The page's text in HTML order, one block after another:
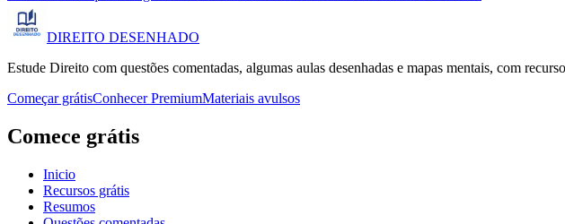
DIREITO DESENHADO
Estude Direito com questões comentadas, algumas aulas desenhadas e mapas mentais, com
Começar grátisConhecer PremiumMateriais avulsos
Comece grátis
Inicio
Recursos grátis
Resumos